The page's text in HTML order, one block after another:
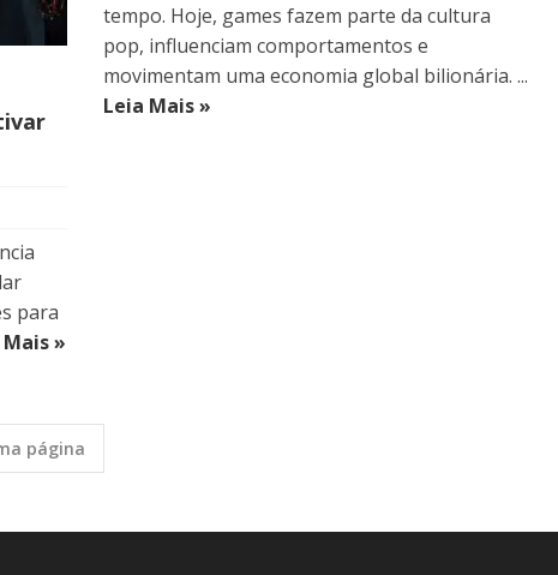
para
»
tempo. Hoje, games fazem parte da cultura
pop, influenciam comportamentos e
movimentam uma economia global bilionária. ...
Leia Mais »
página